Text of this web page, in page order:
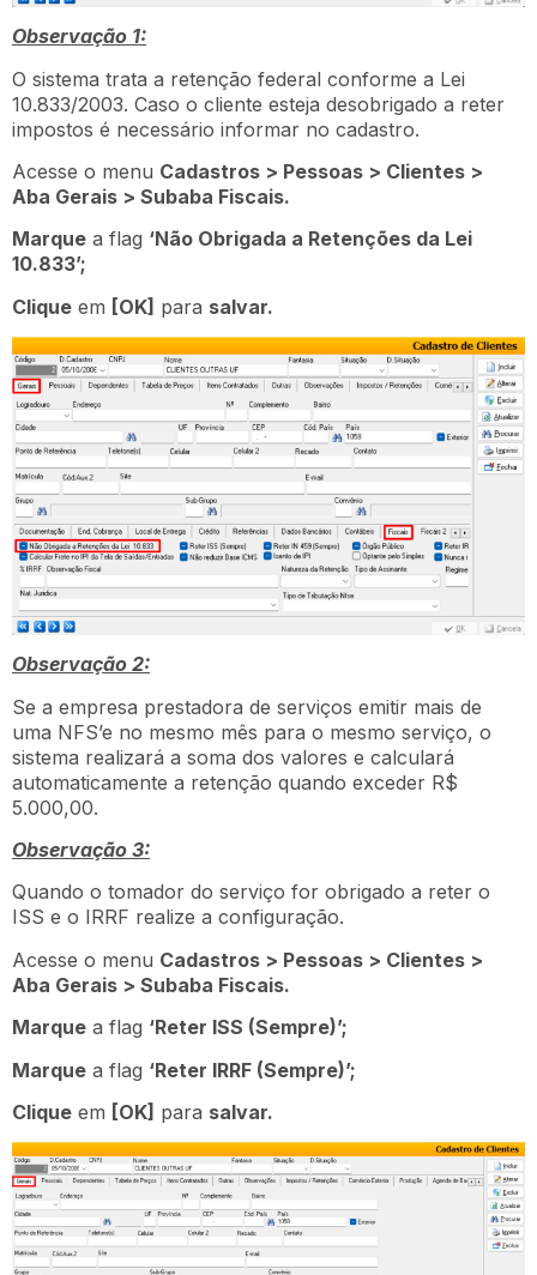
Observação 1:
O sistema trata a retenção federal conforme a Lei
10.833/2003. Caso o cliente esteja desobrigado a reter
impostos é necessário informar no cadastro.
Acesse o menu Cadastros > Pessoas > Clientes >
Aba Gerais > Subaba Fiscais.
Marque a flag ‘Não Obrigada a Retenções da Lei
10.833’;
Clique em [OK] para salvar.
Observação 2:
Se a empresa prestadora de serviços emitir mais de
uma NFS’e no mesmo mês para o mesmo serviço, o
sistema realizará a soma dos valores e calculará
automaticamente a retenção quando exceder R$
5.000,00.
Observação 3:
Quando o tomador do serviço for obrigado a reter o
ISS e o IRRF realize a configuração.
Acesse o menu Cadastros > Pessoas > Clientes >
Aba Gerais > Subaba Fiscais.
Marque a flag ‘Reter ISS (Sempre)’;
Marque a flag ‘Reter IRRF (Sempre)’;
Clique em [OK] para salvar.